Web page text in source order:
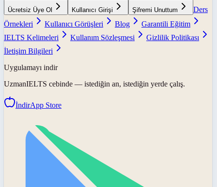
Ücretsiz Üye Ol Kullanıcı Girişi Şifremi Unuttum
Ders
Örnekleri
Kullanıcı Görüşleri Blog
Garantili Eğitim
IELTS Kelimeleri
Kullanım Sözleşmesi
Gizlilik Politikası
İletişim Bilgileri
Uygulamayı indir
UzmanIELTS cebinde — istediğin an, istediğin yerde çalış.
İndirApp Store